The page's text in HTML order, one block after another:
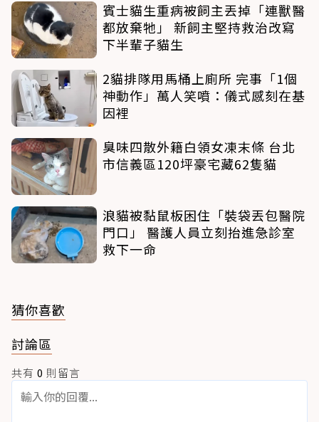
賓士貓生重病被飼主丟掉「連獸醫
都放棄牠」 新飼主堅持救治改寫
下半輩子貓生
2貓排隊用馬桶上廁所 完事「1個
神動作」萬人笑噴：儀式感刻在基
因裡
臭味四散外籍白領女凍末條 台北
市信義區120坪豪宅藏62隻貓
浪貓被黏鼠板困住「裝袋丟包醫院
門口」 醫護人員立刻抬進急診室
救下一命
猜你喜歡
討論區
共有 0 則留言